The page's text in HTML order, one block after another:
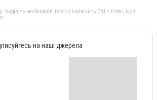
необхідний текст і натисніть Ctrl + Enter, щоб
на наші джерела